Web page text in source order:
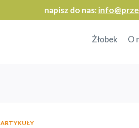
napisz do nas:
Żłobek O
ARTYKUŁY